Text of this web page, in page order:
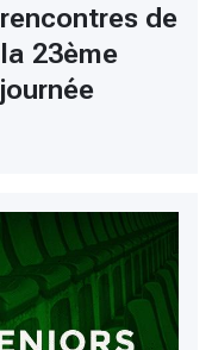
rencontres de
la 23ème
journée